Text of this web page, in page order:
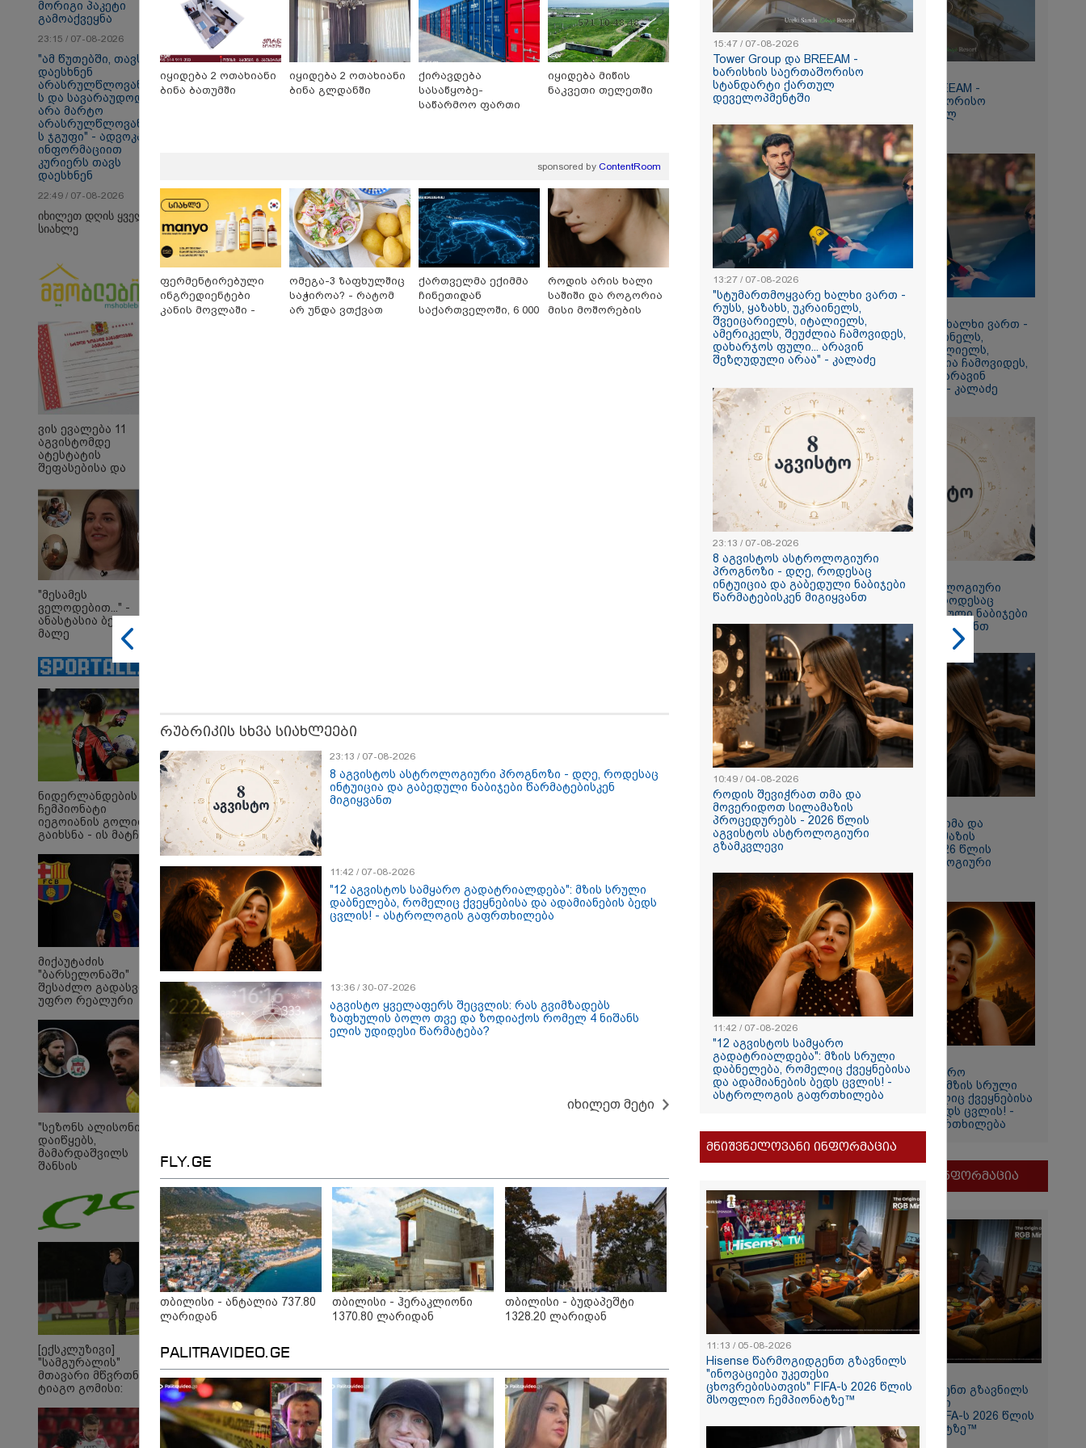
თბილისი - ანტალია
თბილისი - ჰერაკლიონი
1370.80 ლარიდან
თბილისი - ბუდაპეშტი
1328.20 ლარიდან
თბილისი - რომი 894.40
15:42 / 07-08-2026
"საიდან იცის, მან
სინამდვილეში რა
ხდებოდა... აფხაზეთის
ომში თუ არ ვცდები
სამჯერ არის ნამყოფი,
არც ერთხელ 10 დღეს არ
ცდებოდა" - გია
ბარამიძის განცხადებაზე
"მამის მიერ ცოტნესთვის
დატოვებულ სახლში
თვითნებურად ცხოვრობს
ადამიანი, რომელიც
ზვიადის ანდერძში ერთი
სიტყვითაც კი არ არის
მოხსენიებული" - ანა
12:20 / 04-08-2026
"როცა კანონიკიდან
გამომდინარე,
მართებულად მიგვაჩნია,
რომ ადამიანის გასვენება
ტაძრიდან არ მოხდეს, ეს
მგლოვიარეს ისეთი
სიყვარულითა უნდა
ავუხსნათ, რომ შფოთვა
არ დაიბადოს" - დედა
"Soos! ამ წუთებში თავს
დაესხნენ
და სავარაუდოდ არა
მარტო
არასრულწლოვანების
ჯგუფი" - რა
ინფორმაციას
ავრცელებს ადვოკატი?
ავიწროებდა - თუ
გამოჩნდება 10 000
ლარს ოფიციალურად,
სახალხოდ გადავცემ" -
იმნაძე მამას ესაუბრება?
"ამ ვიდეოს ნახვა
ჩემთვის იყო სიკვდილი"
დაკარგული 17 წლის
ვიდეოკადრებზე, სადაც
შვილის განწირული
ვედრების ხმა ამოიცნო
პოლიტიკა
13:24 / 07-08-2026
"საქართველოსთვის
თქვენზე ნაკლები
მებრძოლის დედა
ვატირე!" - რას ამბობს
გიორგი ბარამიძე
პროკურატურის
განცხადების შემდეგ
19:05 / 07-08-2026
"2008 წელს საქართველო
გადავარჩინეთ - აი, 2012
14:20 / 07-08-2026
გაუსწრო აზრს და არ
15:47 / 07-08-2026
Tower Group და BREEAM -
ხარისხის საერთაშორისო
სტანდარტი ქართულ
დეველოპმენტში
13:27 / 07-08-2026
"სტუმართმოყვარე ხალხი ვართ -
რუსს, ყაზახს, უკრაინელს,
შვეიცარიელს, იტალიელს,
ამერიკელს, შეუძლია ჩამოვიდეს,
დახარჯოს ფული... არავინ
შეზღუდული არაა" - კალაძე
23:13 / 07-08-2026
8 აგვისტოს ასტროლოგიური
პროგნოზი - დღე, როდესაც
ინტუიცია და გაბედული ნაბიჯები
წარმატებისკენ მიგიყვანთ
10:49 / 04-08-2026
როდის შევიჭრათ თმა და
მოვერიდოთ სილამაზის
პროცედურებს - 2026 წლის
აგვისტოს ასტროლოგიური
გზამკვლევი
11:42 / 07-08-2026
"12 აგვისტოს სამყარო
გადატრიალდება": მზის სრული
დაბნელება, რომელიც ქვეყნებისა
და ადამიანების ბედს ცვლის! -
ასტროლოგის გაფრთხილება
მნიშვნელოვანი ინფორმაცია
Hisense წარმოგიდგენთ გზავნილს
"ინოვაციები უკეთესი
ცხოვრებისათვის" FIFA-ს 2026 წლის
მსოფლიო ჩემპიონატზე™
მორიგი პაკეტი
გამოაქვეყნა
23:15 / 07-08-2026
"ამ წუთებში, თავს
დაესხნენ
არასრულწლოვანები
ს და სავარაუდოდ,
არა მარტო
არასრულწლოვანები
ს ჯგუფი" - ადვოკატის
ინფორმაციით
კურიერს თავს
დაესხნენ
22:49 / 07-08-2026
იხილეთ დღის ყველა
სიახლე
ვის ევალება 11
აგვისტომდე
ატესტატის
შეფასებისა და
ეროვნულ ცენტრში
წარდგენა -
დეტალები
"მესამეს
ველოდებით..." -
ანასტასია ბენდუქიძე
მალე
მრავალშვილიანი
დედა გახდება
ნიდერლანდების
ჩემპიონატი
იეგოიანის გოლით
გაიხსნა - ის მატჩის
მიქაუტაძის
"ბარსელონაში"
შესაძლო გადასვლა
უფრო რეალური
ქართველი
კატალონიელთა
მთავარ მწვრთნელს
"სეზონს ალისონი
დაიწყებს,
მამარდაშვილს
შანსის
მოთმინება სჭირდება,
რომელსაც 100%-ით
მიიღებს" - განაცხადა
"ლივერპულის"
ყოფილმა მეკარემ
[ექსკლუზივი]
"სამგურალის"
მთავარი მწვრთნელი
ტიაგო გომისი:
ტალანტების
ქვეყანაა"!
იყიდება 2 ოთახიანი
ბინა ბათუმში
იყიდება 2 ოთახიანი
ბინა გლდანში
ქირავდება
სასაწყობე-
საწარმოო ფართი
იყიდება მიწის
ნაკვეთი თელეთში
sponsored by ContentRoom
ფერმენტირებული
ინგრედიენტები
კანის მოვლაში -
ომეგა-3 ზაფხულშიც
საჭიროა? - რატომ
არ უნდა ვთქვათ
ქართველმა ექიმმა
ჩინეთიდან
საქართველოში, 6 000
როდის არის ხალი
საშიში და როგორია
მისი მოშორების
რუბრიკის სხვა სიახლეები
23:13 / 07-08-2026
8 აგვისტოს ასტროლოგიური პროგნოზი - დღე, როდესაც
ინტუიცია და გაბედული ნაბიჯები წარმატებისკენ
მიგიყვანთ
11:42 / 07-08-2026
"12 აგვისტოს სამყარო გადატრიალდება": მზის სრული
დაბნელება, რომელიც ქვეყნებისა და ადამიანების ბედს
ცვლის! - ასტროლოგის გაფრთხილება
13:36 / 30-07-2026
აგვისტო ყველაფერს შეცვლის: რას გვიმზადებს
ზაფხულის ბოლო თვე და ზოდიაქოს რომელ 4 ნიშანს
ელის უდიდესი წარმატება?
იხილეთ მეტი
FLY.GE
თბილისი - ანტალია 737.80
ლარიდან
თბილისი - ჰერაკლიონი
1370.80 ლარიდან
თბილისი - ბუდაპეშტი
1328.20 ლარიდან
PALITRAVIDEO.GE
15:47 / 07-08-2026
Tower Group და BREEAM -
ხარისხის საერთაშორისო
სტანდარტი ქართულ
დეველოპმენტში
13:27 / 07-08-2026
"სტუმართმოყვარე ხალხი ვართ -
რუსს, ყაზახს, უკრაინელს,
შვეიცარიელს, იტალიელს,
ამერიკელს, შეუძლია ჩამოვიდეს,
დახარჯოს ფული... არავინ
შეზღუდული არაა" - კალაძე
23:13 / 07-08-2026
8 აგვისტოს ასტროლოგიური
პროგნოზი - დღე, როდესაც
ინტუიცია და გაბედული ნაბიჯები
წარმატებისკენ მიგიყვანთ
10:49 / 04-08-2026
როდის შევიჭრათ თმა და
მოვერიდოთ სილამაზის
პროცედურებს - 2026 წლის
აგვისტოს ასტროლოგიური
გზამკვლევი
11:42 / 07-08-2026
"12 აგვისტოს სამყარო
გადატრიალდება": მზის სრული
დაბნელება, რომელიც ქვეყნებისა
და ადამიანების ბედს ცვლის! -
ასტროლოგის გაფრთხილება
მნიშვნელოვანი ინფორმაცია
11:13 / 05-08-2026
Hisense წარმოგიდგენთ გზავნილს
"ინოვაციები უკეთესი
ცხოვრებისათვის" FIFA-ს 2026 წლის
მსოფლიო ჩემპიონატზე™